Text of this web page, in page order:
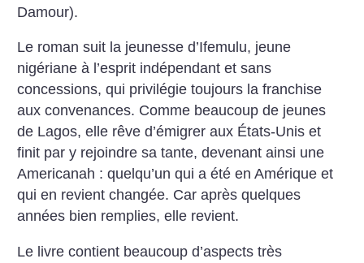
Damour).
Le roman suit la jeunesse d’Ifemulu, jeune
nigériane à l’esprit indépendant et sans
concessions, qui privilégie toujours la franchise
aux convenances. Comme beaucoup de jeunes
de Lagos, elle rêve d’émigrer aux États-Unis et
finit par y rejoindre sa tante, devenant ainsi une
Americanah : quelqu’un qui a été en Amérique et
qui en revient changée. Car après quelques
années bien remplies, elle revient.
Le livre contient beaucoup d’aspects très